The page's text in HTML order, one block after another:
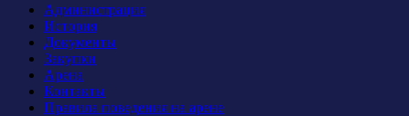
Администрация
История
Документы
Закупки
Арена
Контакты
Правила поведения на арене